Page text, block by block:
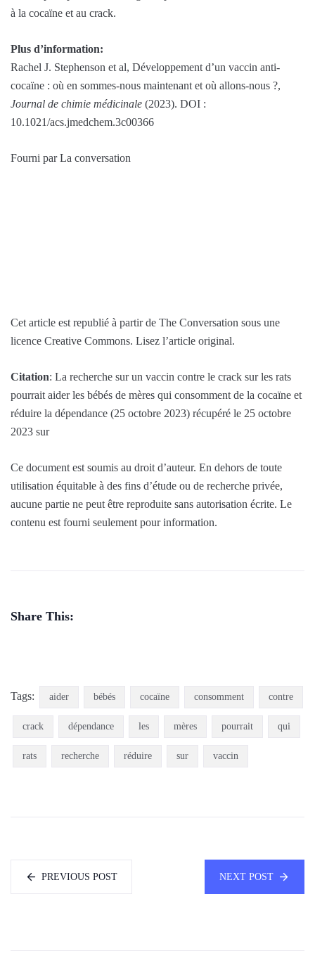
à la cocaïne et au crack.
Plus d’information:
Rachel J. Stephenson et al, Développement d’un vaccin anti-
cocaïne : où en sommes-nous maintenant et où allons-nous ?,
Journal de chimie médicinale (2023). DOI :
10.1021/acs.jmedchem.3c00366
Fourni par La conversation
Cet article est republié à partir de The Conversation sous une
licence Creative Commons. Lisez l’article original.
Citation: La recherche sur un vaccin contre le crack sur les rats
pourrait aider les bébés de mères qui consomment de la cocaïne et
réduire la dépendance (25 octobre 2023) récupéré le 25 octobre
2023 sur
Ce document est soumis au droit d’auteur. En dehors de toute
utilisation équitable à des fins d’étude ou de recherche privée,
aucune partie ne peut être reproduite sans autorisation écrite. Le
contenu est fourni seulement pour information.
Share This:
Tags: aider bébés cocaïne consomment contre
crack dépendance les mères pourrait qui
rats recherche réduire sur vaccin
PREVIOUS POST NEXT POST